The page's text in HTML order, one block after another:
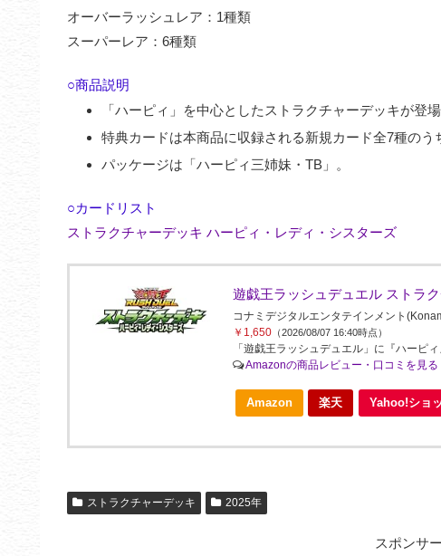
オーバーラッシュレア：1種類
スーパーレア：6種類
○商品説明
「ハーピィ」を中心としたストラクチャーデッキが登場
特典カードは本商品に収録される新規カード全7種のう
パッケージは「ハーピィ三姉妹・TB」。
○カードリスト
ストラクチャーデッキ ハーピィ・レディ・シスターズ
遊戯王ラッシュデュエル ストラ
コナミデジタルエンタテインメント
￥1,650（2026/08/07 16:40時点）
「遊戯王ラッシュデュエル」に『ハーピ
Amazonの商品レビュー・口コミを見る
Amazon 楽天 Yahoo!ショ
ストラクチャーデッキ 2025年
スポンサ